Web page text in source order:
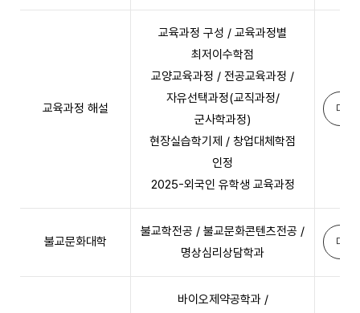
교육과정 해설
교육과정 구성 / 교육과정별
최저이수학점
교양교육과정 / 전공교육과정 /
자유선택과정(교직과정/
군사학과정)
현장실습학기제 / 창업대체학점
인정
2025-외국인 유학생 교육과정
다운
불교문화대학
불교학전공 / 불교문화콘텐츠전공 /
명상심리상담학과
다운
바이오제약공학과 /